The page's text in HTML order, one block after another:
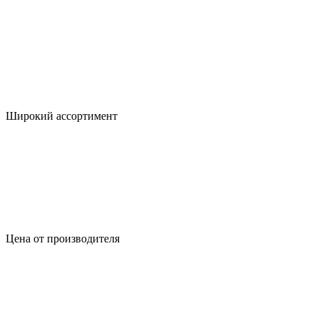
Широкий ассортимент
Цена от производителя